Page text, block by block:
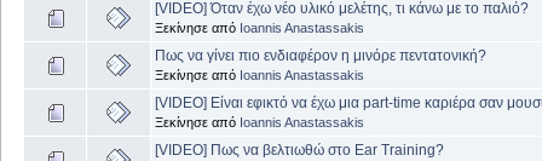
[VIDEO] Όταν έχω νέο υλικό μελέτης, τι κάνω με το παλιό?
Ξεκίνησε από Ioannis Anastassakis
Πως να γίνει πιο ενδιαφέρον η μινόρε πεντατονική?
Ξεκίνησε από Ioannis Anastassakis
[VIDEO] Είναι εφικτό να έχω μια part-time καριέρα σαν
Ξεκίνησε από Ioannis Anastassakis
[VIDEO] Πως να βελτιωθώ στο Ear Training?